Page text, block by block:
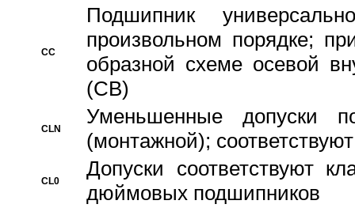
CC
Подшипник
произвольном порядке;
образной схеме осевой
(CB)
CLN
Уменьшенные
(монтажной);
CL0
Допуски соответствуют
дюймовых подшипников